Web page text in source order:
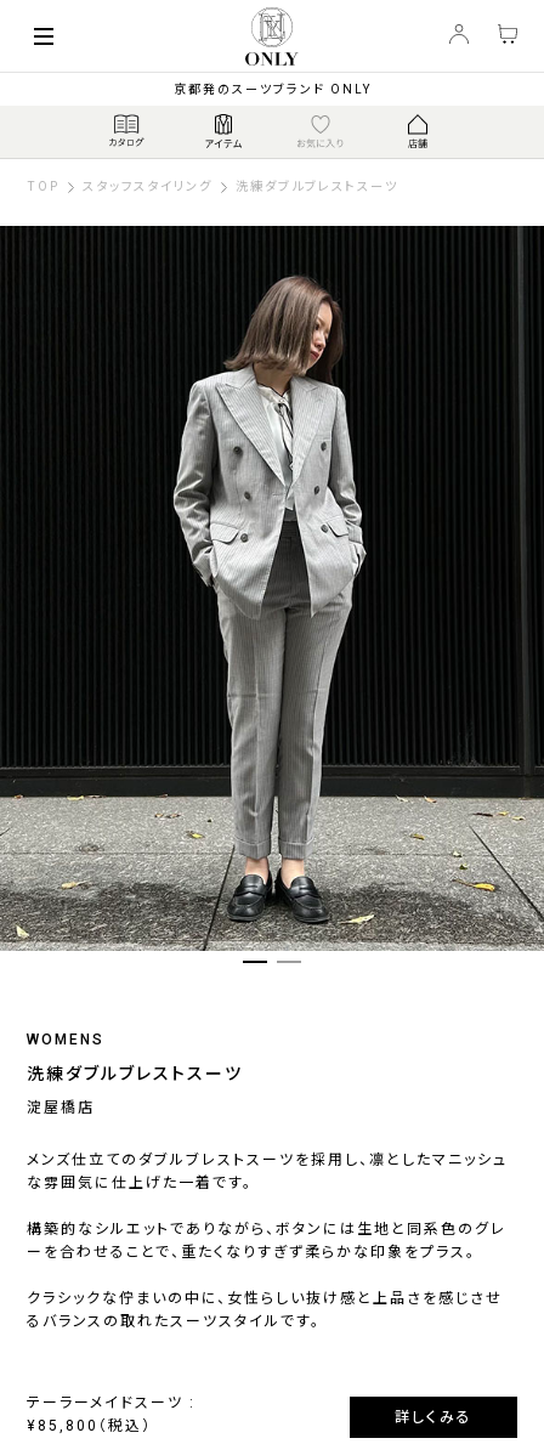
京都発のスーツブランド ONLY
TOP スタッフスタイリング 洗練ダブルブレストスーツ
WOMENS
洗練ダブルブレストスーツ
淀屋橋店
メンズ仕立てのダブルブレストスーツを採用し、凛としたマニッシュ
な雰囲気に仕上げた一着です。
構築的なシルエットでありながら、ボタンには生地と同系色のグレ
ーを合わせることで、重たくなりすぎず柔らかな印象をプラス。
クラシックな佇まいの中に、女性らしい抜け感と上品さを感じさせ
るバランスの取れたスーツスタイルです。
テーラーメイドスーツ :
¥85,800（税込）
詳しくみる